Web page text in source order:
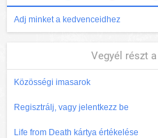
Adj minket a kedvenceidhez
Vegyél részt
Közösségi imasarok
Regisztrálj, vagy jelentkezz be
Life from Death kártya értékelése